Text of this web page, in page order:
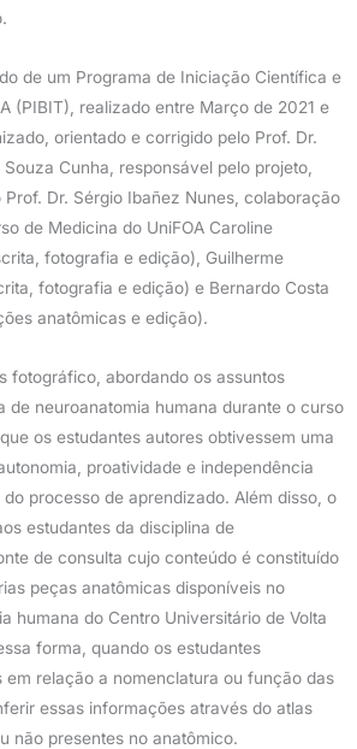
de um Programa de Iniciação Científica e
(PIBIT), realizado entre Março de 2021 e
orientado e corrigido pelo Prof. Dr.
Cunha, responsável pelo projeto,
Dr. Sérgio Ibañez Nunes, colaboração
de Medicina do UniFOA Caroline
fotografia e edição), Guilherme
fotografia e edição) e Bernardo Costa
anatômicas e edição).
fotográfico, abordando os assuntos
de neuroanatomia humana durante o curso
os estudantes autores obtivessem uma
proatividade e independência
processo de aprendizado. Além disso, o
estudantes da disciplina de
de consulta cujo conteúdo é constituído
peças anatômicas disponíveis no
humana do Centro Universitário de Volta
forma, quando os estudantes
em relação a nomenclatura ou função das
essas informações através do atlas
não presentes no anatômico.